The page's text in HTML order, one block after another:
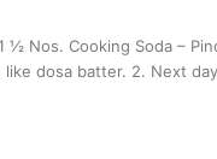
– 1 ½ Nos. Cooking
like dosa batter. 2. Next